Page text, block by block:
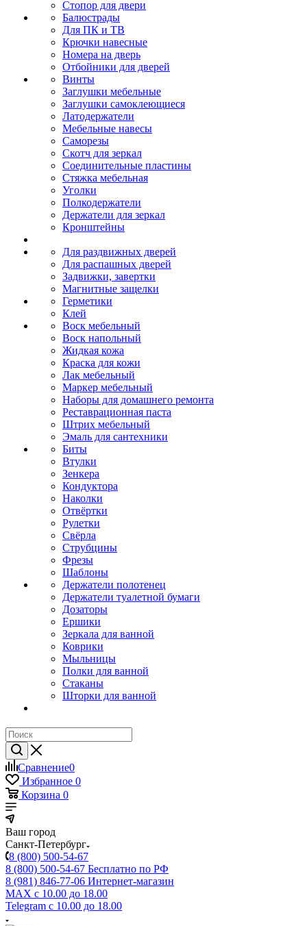
Стопор для двери
Балюстрады
Для ПК и ТВ
Крючки навесные
Номера на дверь
Отбойники для дверей
Винты
Заглушки мебельные
Заглушки самоклеющиеся
Латодержатели
Мебельные навесы
Саморезы
Скотч для зеркал
Соединительные пластины
Стяжка мебельная
Уголки
Полкодержатели
Держатели для зеркал
Кронштейны
Для раздвижных дверей
Для распашных дверей
Задвижки, завертки
Магнитные защелки
Герметики
Клей
Воск мебельный
Воск напольный
Жидкая кожа
Краска для кожи
Лак мебельный
Маркер мебельный
Наборы для домашнего ремонта
Реставрационная паста
Штрих мебельный
Эмаль для сантехники
Биты
Втулки
Зенкера
Кондуктора
Наколки
Отвёртки
Рулетки
Свёрла
Струбцины
Фрезы
Шаблоны
Держатели полотенец
Держатели туалетной бумаги
Дозаторы
Ершики
Зеркала для ванной
Коврики
Мыльницы
Полки для ванной
Стаканы
Шторки для ванной
Сравнение0
Избранное 0
Корзина 0
Ваш город
Санкт-Петербург
8 (800) 500-54-67
8 (800) 500-54-67 Бесплатно по РФ
8 (981) 846-77-06 Интернет-магазин
MAX с 10.00 до 18.00
Telegram с 10.00 до 18.00